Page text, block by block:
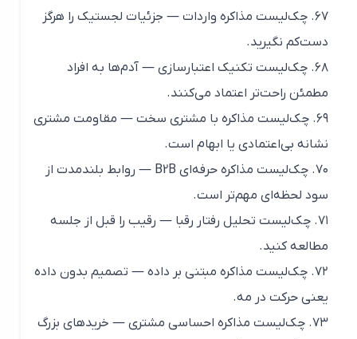
۶۷. چک‌لیست مذاکره واردات — جزئیات لجستیک را هرگز
دست‌کم نگیرید.
۶۸. چک‌لیست تکنیک اعتبارسازی — آدم‌ها به افراد
مطمئن راحت‌تر اعتماد می‌کنند.
۶۹. چک‌لیست مذاکره با مشتری سخت — مقاومت مشتری
نشانه بی‌اعتمادی یا ابهام است.
۷۰. چک‌لیست مذاکره حرفه‌ای B2B — روابط بلندمدت از
سود لحظه‌ای مهم‌تر است.
۷۱. چک‌لیست تحلیل رفتار رقبا — رقیب را قبل از جلسه
مطالعه کنید.
۷۲. چک‌لیست مذاکره مبتنی بر داده — تصمیم بدون داده
یعنی حرکت در مه.
۷۳. چک‌لیست مذاکره احساسی مشتری — خریدهای بزرگ